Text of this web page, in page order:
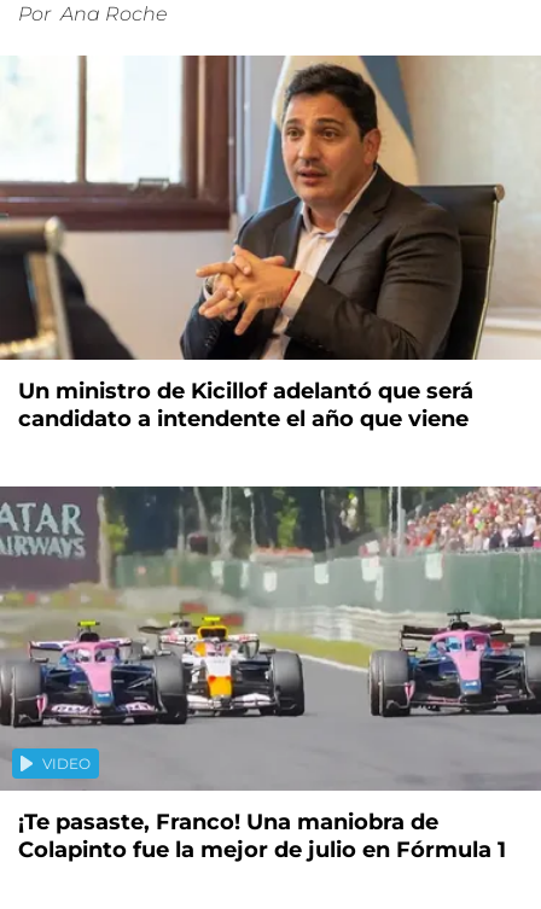
Por Ana Roche
Un ministro de Kicillof adelantó que será
candidato a intendente el año que viene
VIDEO
¡Te pasaste, Franco! Una maniobra de
Colapinto fue la mejor de julio en Fórmula 1